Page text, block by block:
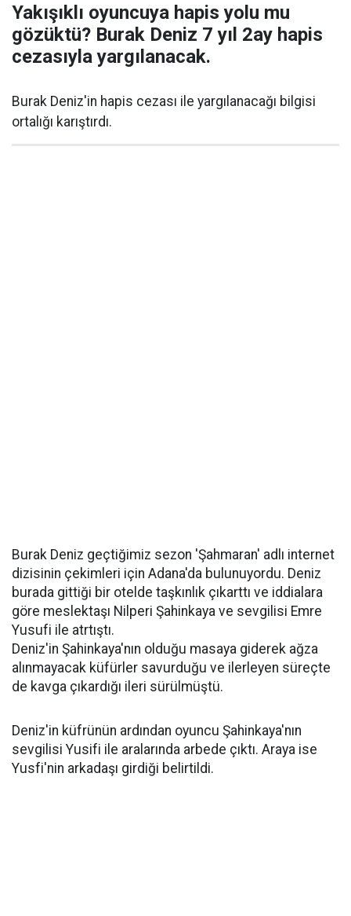
Yakışıklı oyuncuya hapis yolu mu
gözüktü? Burak Deniz 7 yıl 2ay hapis
cezasıyla yargılanacak.
Burak Deniz'in hapis cezası ile yargılanacağı bilgisi
ortalığı karıştırdı.
Burak Deniz geçtiğimiz sezon 'Şahmaran' adlı internet
dizisinin çekimleri için Adana'da bulunuyordu. Deniz
burada gittiği bir otelde taşkınlık çıkarttı ve iddialara
göre meslektaşı Nilperi Şahinkaya ve sevgilisi Emre
Yusufi ile atrtıştı.
Deniz'in Şahinkaya'nın olduğu masaya giderek ağza
alınmayacak küfürler savurduğu ve ilerleyen süreçte
de kavga çıkardığı ileri sürülmüştü.
Deniz'in küfrünün ardından oyuncu Şahinkaya'nın
sevgilisi Yusifi ile aralarında arbede çıktı. Araya ise
Yusfi'nin arkadaşı girdiği belirtildi.